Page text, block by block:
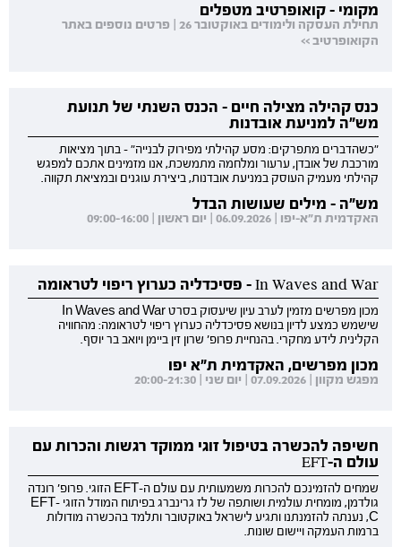
מקומי - קואופרטיב מטפלים
תחילת העסקה ולימודים באוקטובר 26 | פרטים נוספים באתר
הקואופרטיב >>
כנס קהילה מצילה חיים - הכנס השנתי של תנועת
מש"ה למניעת אובדנות
"כשהדברים מתפרקים: מסע קהילתי מפירוק לבנייה" - בתוך מציאות
מורכבת של אובדן, ערעור ומלחמה מתמשכת, אנו מזמינים אתכם למפגש
קהילתי מעמיק העוסק במניעת אובדנות, ביצירת עוגנים ובמציאת תקווה.
מש"ה - מילים שעושות הבדל
האקדמית ת"א-יפו | 06.09.2026 | יום ראשון | 09:00-16:00
In Waves and War - פסיכדליה כערוץ ריפוי לטראומה
מכון מפרשים מזמין לערב עיון שיעסוק בסרט In Waves and War
שישמש כמצע לדיון בנושא פסיכדליה כערוץ ריפוי לטראומה: מהחוויה
הקלינית לידע מחקרי. בהנחיית פרופ' שרון זין ביימן ויואב בר יוסף.
מכון מפרשים, האקדמית ת"א יפו
מפגש מקוון | 07.09.2026 | יום שני | 20:00-21:30
חשיפה להכשרה בטיפול זוגי ממוקד רגשות והכרות עם
עולם ה-EFT
שמחים להזמינכם להכרות משמעותית עם עולם ה-EFT הזוגי. פרופ' רונדה
גולדמן, מומחית עולמית ושותפה של לז גרינברג בפיתוח המודל הזוגי EFT-
C, נענתה להזמנתנו ותגיע לישראל באוקטובר ותלמד בהכשרה מודולות
ברמות העמקה ויישום שונות.